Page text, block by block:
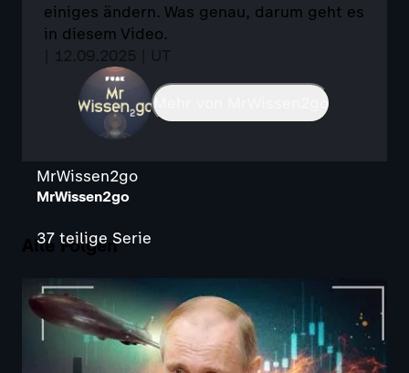
einiges ändern. Was genau, darum geht es
in diesem Video.
| 12.09.2025 | UT
Mehr von MrWissen2go
Alle Folgen
MrWissen2go
MrWissen2go
37 teilige Serie